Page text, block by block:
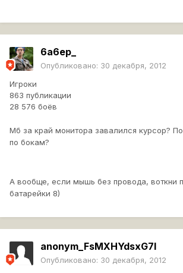
6a6ep_
Опубликовано: 30 декабря, 2012
Игроки
863 публикации
28 576 боёв
Мб за край монитора завалился курсор?
по бокам?
А вообще, если мышь без провода, воткни
батарейки 8)
anonym_FsMXHYdsxG7I
Опубликовано: 30 декабря, 2012